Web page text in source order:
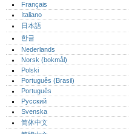
Français
Italiano
日本語
한글
Nederlands
Norsk (bokmål)‎
Polski
Português (Brasil)
Português‎
Русский
Svenska
简体中文